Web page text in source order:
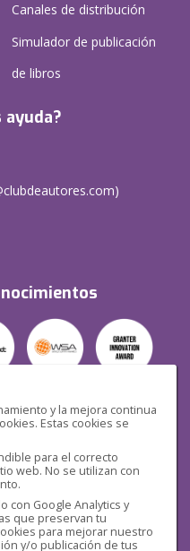
y la mejora continua
Estas cookies se
para el correcto
web. No se utilizan con
con Google Analytics y
que preservan tu
para mejorar nuestro
y/o publicación de tus
Canales de distribución
Simulador de publicación
de libros
ayuda?
)